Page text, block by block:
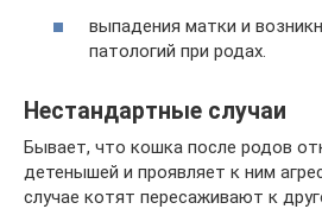
выпадения матки и
патологий при родах.
Нестандартные случаи
Бывает, что кошка после родов
детенышей и проявляет к ним
случае котят пересаживают к